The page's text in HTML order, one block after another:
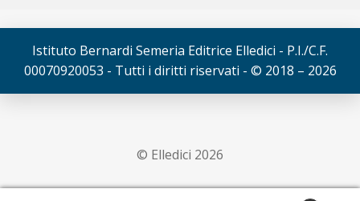
Istituto Bernardi Semeria Editrice Elledici - P.I./C.F.
00070920053 - Tutti i diritti riservati - © 2018 – 2026
© Elledici 2026